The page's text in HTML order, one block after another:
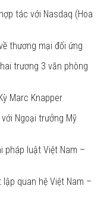
tác với Nasdaq (Hoa
thương mại đối ứng
trương 3 văn phòng
Marc Knapper
Ngoại trưởng Mỹ
pháp luật Việt Nam –
quan hệ Việt Nam –